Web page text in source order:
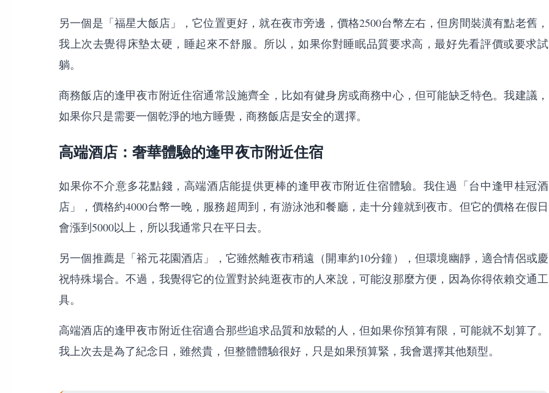
另一個是「福星大飯店」，它位置更好，就在夜市旁邊，價格2500台幣左右，但房間裝潢有點老舊，
我上次去覺得床墊太硬，睡起來不舒服。所以，如果你對睡眠品質要求高，最好先看評價或要求試
躺。
商務飯店的逢甲夜市附近住宿通常設施齊全，比如有健身房或商務中心，但可能缺乏特色。我建議，
如果你只是需要一個乾淨的地方睡覺，商務飯店是安全的選擇。
高端酒店：奢華體驗的逢甲夜市附近住宿
如果你不介意多花點錢，高端酒店能提供更棒的逢甲夜市附近住宿體驗。我住過「台中逢甲桂冠酒
店」，價格約4000台幣一晚，服務超周到，有游泳池和餐廳，走十分鐘就到夜市。但它的價格在假日
會漲到5000以上，所以我通常只在平日去。
另一個推薦是「裕元花園酒店」，它雖然離夜市稍遠（開車約10分鐘），但環境幽靜，適合情侶或慶
祝特殊場合。不過，我覺得它的位置對於純逛夜市的人來說，可能沒那麼方便，因為你得依賴交通工
具。
高端酒店的逢甲夜市附近住宿適合那些追求品質和放鬆的人，但如果你預算有限，可能就不划算了。
我上次去是為了紀念日，雖然貴，但整體體驗很好，只是如果預算緊，我會選擇其他類型。